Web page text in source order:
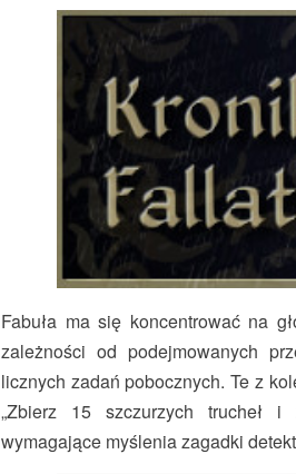
Fabuła ma się koncentrować na
zależności od podejmowanych
licznych zadań pobocznych. Te z
„Zbierz 15 szczurzych trucheł i
wymagające myślenia zagadki